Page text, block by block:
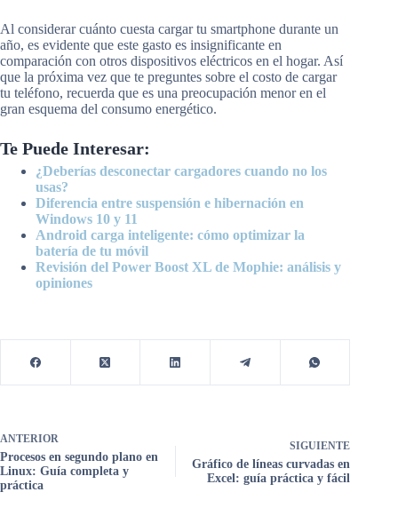
Al considerar cuánto cuesta cargar tu smartphone durante un
año, es evidente que este gasto es insignificante en
comparación con otros dispositivos eléctricos en el hogar. Así
que la próxima vez que te preguntes sobre el costo de cargar
tu teléfono, recuerda que es una preocupación menor en el
gran esquema del consumo energético.
Te Puede Interesar:
¿Deberías desconectar cargadores cuando no los
usas?
Diferencia entre suspensión e hibernación en
Windows 10 y 11
Android carga inteligente: cómo optimizar la
batería de tu móvil
Revisión del Power Boost XL de Mophie: análisis y
opiniones
ANTERIOR
Procesos en segundo plano en
Linux: Guía completa y
práctica
SIGUIENTE
Gráfico de líneas curvadas en
Excel: guía práctica y fácil